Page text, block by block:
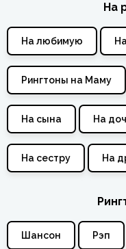
На
На любимую
Рингтоны на Маму
На сына На
На сестру На
Шансон Рэп